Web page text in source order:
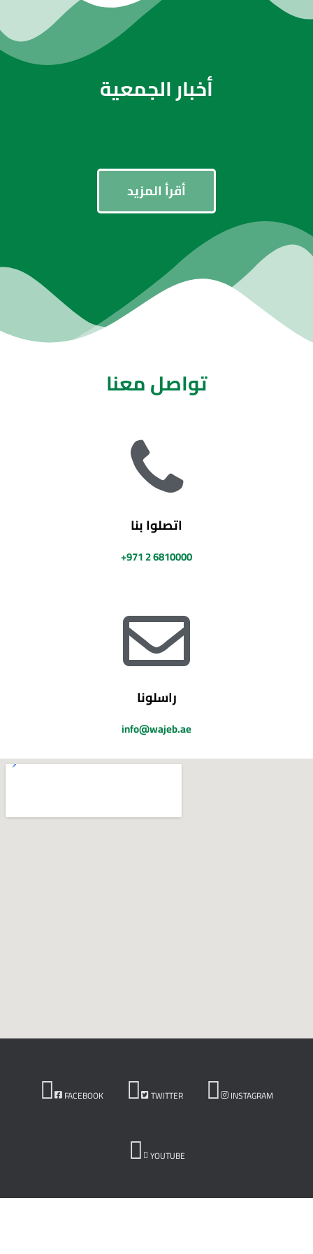
أخبار الجمعية
أقرأ المزيد
تواصل معنا
اتصلوا بنا
+971 2 6810000
راسلونا
info@wajeb.ae
FACEBOOK TWITTER INSTAGRAM
YOUTUBE